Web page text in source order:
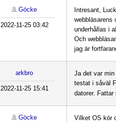
Göcke
2022-11-25 03:42
Intresant,
webbläsarens
underhållas i
Och
jag är
arkbro
2022-11-25 15:41
Ja det var
testat i såväl
datorer.
Göcke
Vilket OS kör